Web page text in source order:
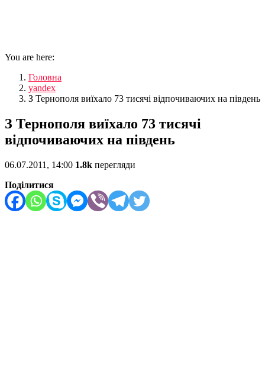
You are here:
Головна
yandex
З Тернополя виїхало 73 тисячі відпочиваючих на південь
З Тернополя виїхало 73 тисячі
відпочиваючих на південь
06.07.2011, 14:00 1.8k перегляди
Поділитися